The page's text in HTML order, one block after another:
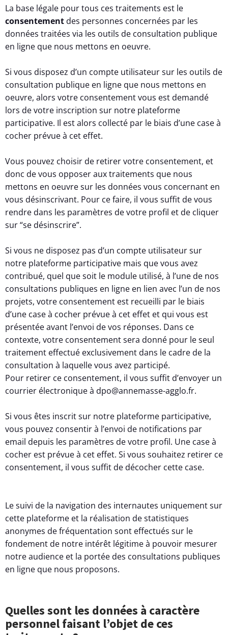
La base légale pour tous ces traitements est le
consentement des personnes concernées par les
données traitées via les outils de consultation publique
en ligne que nous mettons en oeuvre.
Si vous disposez d’un compte utilisateur sur les outils de
consultation publique en ligne que nous mettons en
oeuvre, alors votre consentement vous est demandé
lors de votre inscription sur notre plateforme
participative. Il est alors collecté par le biais d’une case à
cocher prévue à cet effet.
Vous pouvez choisir de retirer votre consentement, et
donc de vous opposer aux traitements que nous
mettons en oeuvre sur les données vous concernant en
vous désinscrivant. Pour ce faire, il vous suffit de vous
rendre dans les paramètres de votre profil et de cliquer
sur “se désinscrire”.
Si vous ne disposez pas d’un compte utilisateur sur
notre plateforme participative mais que vous avez
contribué, quel que soit le module utilisé, à l’une de nos
consultations publiques en ligne en lien avec l’un de nos
projets, votre consentement est recueilli par le biais
d’une case à cocher prévue à cet effet et qui vous est
présentée avant l’envoi de vos réponses. Dans ce
contexte, votre consentement sera donné pour le seul
traitement effectué exclusivement dans le cadre de la
consultation à laquelle vous avez participé.
Pour retirer ce consentement, il vous suffit d’envoyer un
courrier électronique à dpo@annemasse-agglo.fr.
Si vous êtes inscrit sur notre plateforme participative,
vous pouvez consentir à l’envoi de notifications par
email depuis les paramètres de votre profil. Une case à
cocher est prévue à cet effet. Si vous souhaitez retirer ce
consentement, il vous suffit de décocher cette case.
Le suivi de la navigation des internautes uniquement sur
cette plateforme et la réalisation de statistiques
anonymes de fréquentation sont effectués sur le
fondement de notre intérêt légitime à pouvoir mesurer
notre audience et la portée des consultations publiques
en ligne que nous proposons.
Quelles sont les données à caractère
personnel faisant l’objet de ces